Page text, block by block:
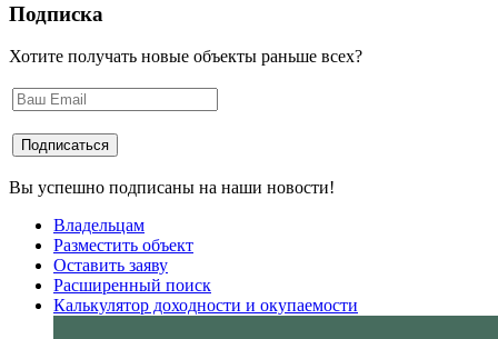
Подписка
Хотите получать новые объекты раньше всех?
Вы успешно подписаны на наши новости!
Владельцам
Разместить объект
Оставить заяву
Расширенный поиск
Калькулятор доходности и окупаемости